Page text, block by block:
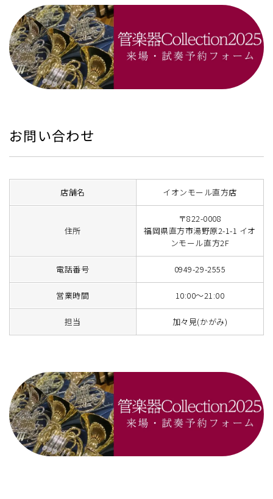
お問い合わせ
店舗名 イオンモール直方店
住所
〒822-0008
福岡県直方市湯野原2-1-1 イオ
ンモール直方2F
電話番号 0949-29-2555
営業時間 10:00～21:00
担当 加々見(かがみ)